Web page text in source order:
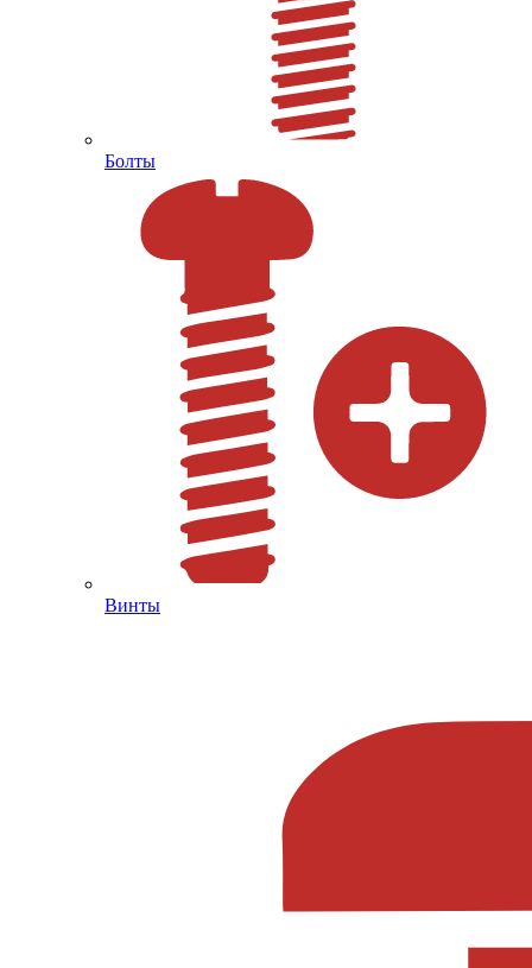
Болты
Винты